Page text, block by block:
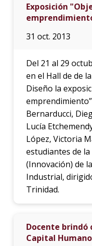
Exposición
31 oct. 2013
Del 21 al 29
en el Hall de de
Diseño la
Bernarducci,
Lucía
López, Victoria
estudiantes de
(Innovación) de
Industrial,
Trinidad.
Docente brindó
Capital